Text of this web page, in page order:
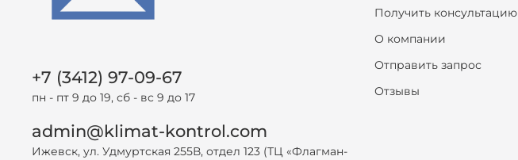
Получить консультацию
О компании
Отправить запрос
Отзывы
+7 (3412) 97-09-67
пн - пт 9 до 19, сб - вс 9 до 17
admin@klimat-kontrol.com
Ижевск, ул. Удмуртская 255В, отдел 123 (ТЦ «Флагман-